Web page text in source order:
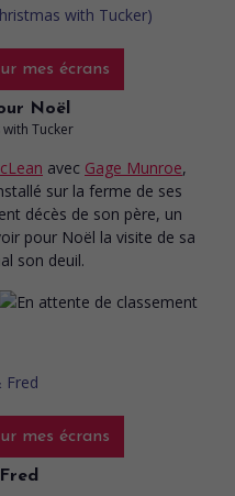
mes écrans
Noël
Tucker
avec Gage Munroe,
sur la ferme de ses
décès de son père, un
pour Noël la visite de sa
son deuil.
mes écrans